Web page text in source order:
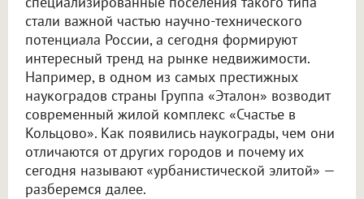
стали важной частью научно-технического
потенциала России, а сегодня формируют
интересный тренд на рынке недвижимости.
Например, в одном из самых престижных
наукоградов страны Группа «Эталон» возводит
современный жилой комплекс «Счастье в
Кольцово». Как появились наукограды, чем они
отличаются от других городов и почему их
сегодня называют «урбанистической элитой» —
разберемся далее.